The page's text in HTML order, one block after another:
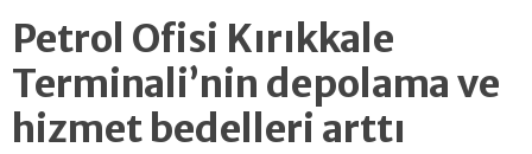
Petrol Ofisi Kırıkkale
Terminali’nin depolama ve
hizmet bedelleri arttı